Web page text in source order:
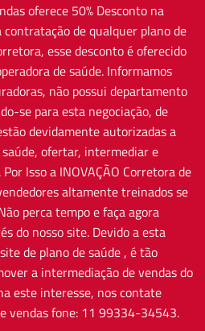
oferece 50% Desconto na
de qualquer plano de
esse desconto é oferecido
de saúde. Informamos
não possui departamento
se para esta negociação, de
devidamente autorizadas a
ofertar, intermediar e
Isso a INOVAÇÃO Corretora de
altamente treinados se
perca tempo e faça agora
do nosso site. Devido a esta
de plano de saúde , é tão
a intermediação de vendas do
este interesse, nos contate
vendas fone: 11 99334-34543.